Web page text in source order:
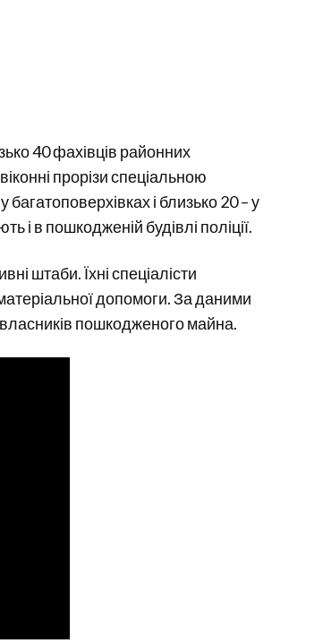
40 фахівців районних
прорізи спеціальною
і близько 20 – у
і в пошкодженій будівлі поліції.
штаби. Їхні спеціалісти
допомоги. За даними
пошкодженого майна.